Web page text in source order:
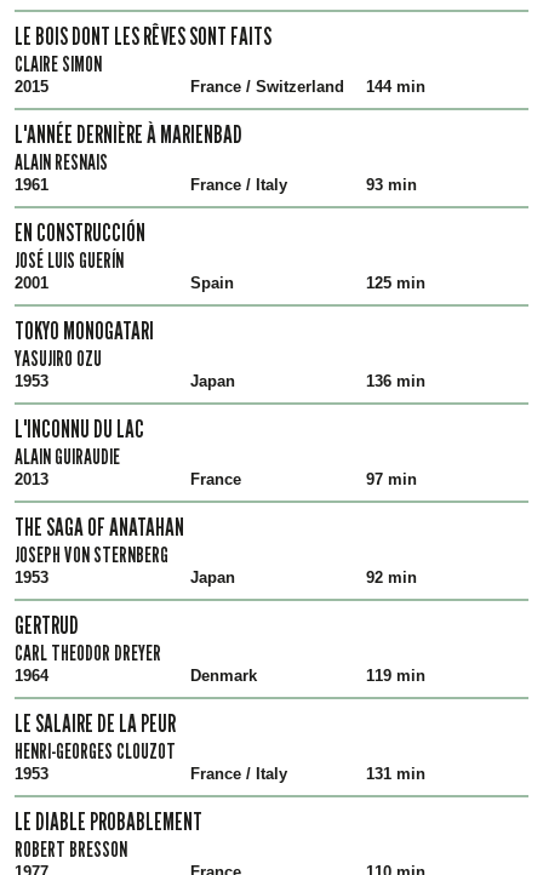
LE BOIS DONT LES RÊVES SONT FAITS
CLAIRE SIMON
2015 France / Switzerland 144 min
L'ANNÉE DERNIÈRE À MARIENBAD
ALAIN RESNAIS
1961 France / Italy 93 min
EN CONSTRUCCIÓN
JOSÉ LUIS GUERÍN
2001 Spain 125 min
TOKYO MONOGATARI
YASUJIRO OZU
1953 Japan 136 min
L'INCONNU DU LAC
ALAIN GUIRAUDIE
2013 France 97 min
THE SAGA OF ANATAHAN
JOSEPH VON STERNBERG
1953 Japan 92 min
GERTRUD
CARL THEODOR DREYER
1964 Denmark 119 min
LE SALAIRE DE LA PEUR
HENRI-GEORGES CLOUZOT
1953 France / Italy 131 min
LE DIABLE PROBABLEMENT
ROBERT BRESSON